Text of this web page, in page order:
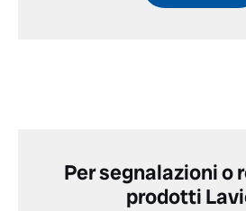
Per segnalazioni o
prodotti